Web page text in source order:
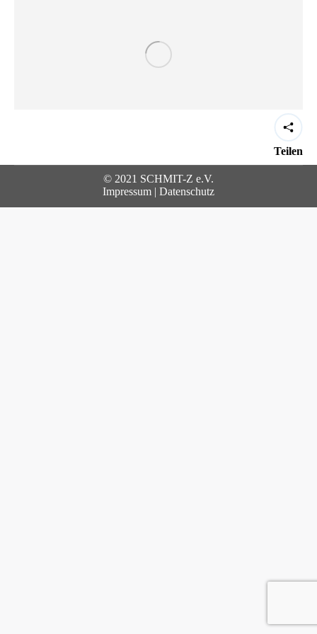
Teilen
© 2021 SCHMIT-Z e.V.
Impressum | Datenschutz